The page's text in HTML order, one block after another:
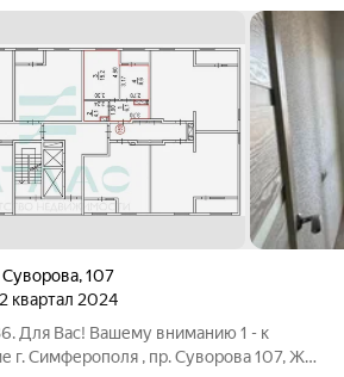
Суворова,107
квартал 2024
Для Вас! Вашему вниманию 1 - к
г. Симферополя , пр. Суворова 107, ЖК